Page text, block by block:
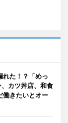
れた！？「めっ
カツ丼店、和食
働きたいとオー